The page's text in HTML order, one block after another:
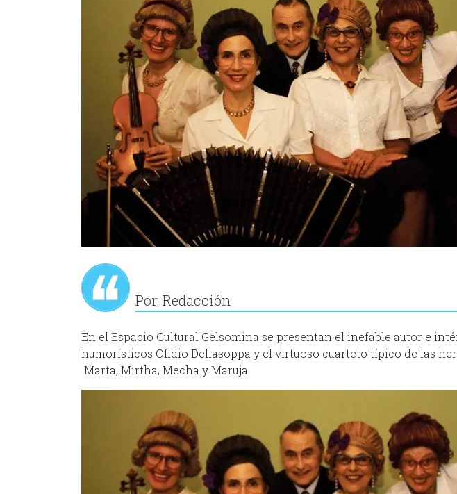
Por: Redacción
En el Espacio Cultural Gelsomina se presentan el inefable autor e
humorísticos Ofidio Dellasoppa y el virtuoso cuarteto típico de las
Marta, Mirtha, Mecha y Maruja.